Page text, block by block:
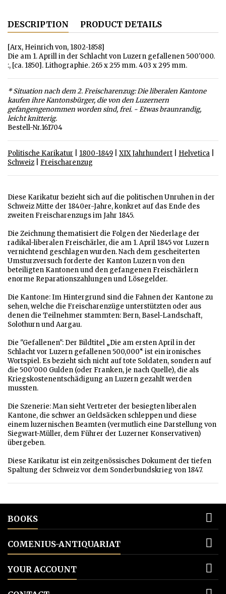
DESCRIPTION PRODUCT DETAILS
[Arx, Heinrich von, 1802-1858]
Die am 1. Aprill in der Schlacht von Luzern gefallenen 500'000.
:, [ca. 1850]. Lithographie. 265 x 255 mm. 403 x 295 mm.
* Situation nach dem 2. Freischarenzug: Die liberalen Kantone
kaufen ihre Kantonsbürger, die von den Luzernern
gefangengenommen worden sind, frei. - Etwas braunrandig,
leicht knitterig.
Bestell-Nr.161704
Politische Karikatur 1800-1849 XIX Jahrhundert Helvetica
Schweiz
Freischarenzug
Diese Karikatur bezieht sich auf die politischen Unruhen in der
Schweiz Mitte der 1840er-Jahre, konkret auf das Ende des
zweiten Freischarenzugs im Jahr 1845.
Die Zeichnung thematisiert die Folgen der Niederlage der
radikal-liberalen Freischärler, die am 1. April 1845 vor Luzern
vernichtend geschlagen wurden. Nach dem gescheiterten
Umsturzversuch forderte der Kanton Luzern von den
beteiligten Kantonen und den gefangenen Freischärlern
enorme Reparationszahlungen und Lösegelder.
Die Kantone: Im Hintergrund sind die Fahnen der Kantone zu
sehen, welche die Freischarenzüge unterstützten oder aus
denen die Teilnehmer stammten: Bern, Basel-Landschaft,
Solothurn und Aargau.
Die "Gefallenen": Der Bildtitel „Die am ersten April in der
Schlacht vor Luzern gefallenen 500,000“ ist ein ironisches
Wortspiel. Es bezieht sich nicht auf tote Soldaten, sondern auf
die 500'000 Gulden (oder Franken, je nach Quelle), die als
Kriegskostenentschädigung an Luzern gezahlt werden
mussten.
Die Szenerie: Man sieht Vertreter der besiegten liberalen
Kantone, die schwer an Geldsäcken schleppen und diese
einem luzernischen Beamten (vermutlich eine Darstellung von
Siegwart-Müller, dem Führer der Luzerner Konservativen)
übergeben.
Diese Karikatur ist ein zeitgenössisches Dokument der tiefen
Spaltung der Schweiz vor dem Sonderbundskrieg von 1847.
BOOKS 
COMENIUS-ANTIQUARIAT 
YOUR ACCOUNT 